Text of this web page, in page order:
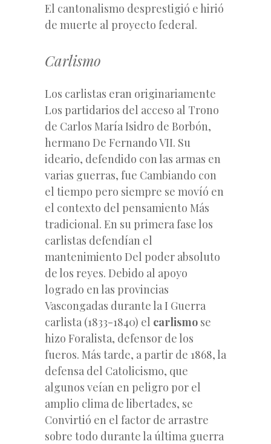
El cantonalismo desprestigió e hirió
de muerte al proyecto federal.
Carlismo
Los carlistas eran originariamente
Los partidarios del acceso al Trono
de Carlos María Isidro de Borbón,
hermano De Fernando VII. Su
ideario, defendido con las armas en
varias guerras, fue Cambiando con
el tiempo pero siempre se movíó en
el contexto del pensamiento Más
tradicional. En su primera fase los
carlistas defendían el
mantenimiento Del poder absoluto
de los reyes. Debido al apoyo
logrado en las provincias
Vascongadas durante la I Guerra
carlista (1833-1840) el carlismo se
hizo Foralista, defensor de los
fueros. Más tarde, a partir de 1868, la
defensa del Catolicismo, que
algunos veían en peligro por el
amplio clima de libertades, se
Convirtió en el factor de arrastre
sobre todo durante la última guerra